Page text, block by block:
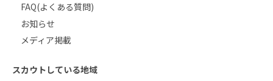
FAQ(よくある質問)
お知らせ
メディア掲載
スカウトしている地域